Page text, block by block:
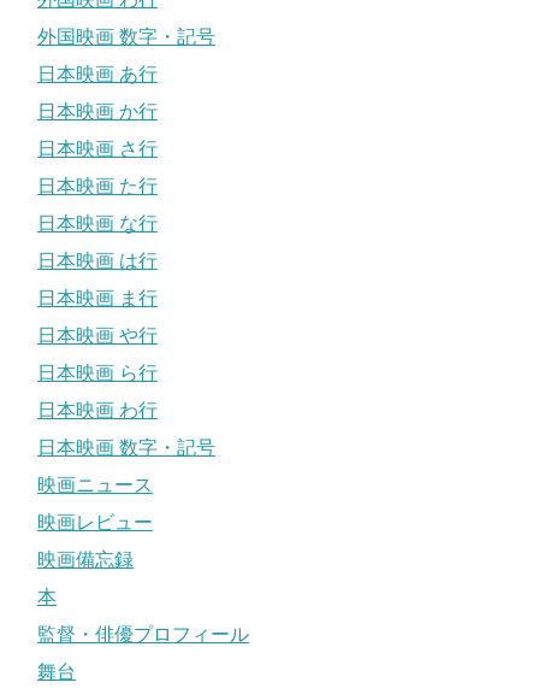
外国映画 数字・記号
日本映画 あ行
日本映画 か行
日本映画 さ行
日本映画 た行
日本映画 な行
日本映画 は行
日本映画 ま行
日本映画 や行
日本映画 ら行
日本映画 わ行
日本映画 数字・記号
映画ニュース
映画レビュー
映画備忘録
本
監督・俳優プロフィール
舞台